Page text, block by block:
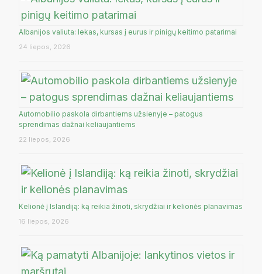
Albanijos valiuta: lekas, kursas į eurus ir pinigų keitimo patarimai
24 liepos, 2026
Automobilio paskola dirbantiems užsienyje – patogus
sprendimas dažnai keliaujantiems
22 liepos, 2026
Kelionė į Islandiją: ką reikia žinoti, skrydžiai ir kelionės planavimas
16 liepos, 2026